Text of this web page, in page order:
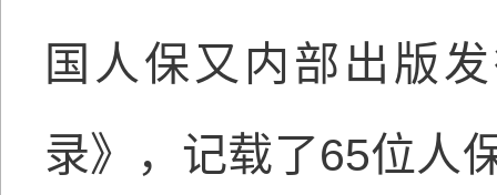
国人保又内部出版
录》，记载了65位人